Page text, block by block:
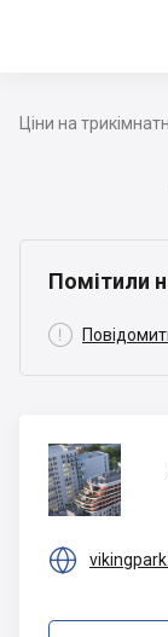
Ціни на
Помітили

Реновація
